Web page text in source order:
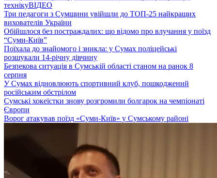
технікуВІДЕО
Три педагоги з Сумщини увійшли до ТОП-25 найкращих
вихователів України
Обійшлося без постраждалих: що відомо про влучання у поїзд
“Суми-Київ”
Поїхала до знайомого і зникла: у Сумах поліцейські
розшукали 14-річну дівчину
Безпекова ситуація в Сумській області станом на ранок 8
серпня
У Сумах відновлюють спортивний клуб, пошкоджений
російським обстрілом
Сумські хокеїстки знову розгромили болгарок на чемпіонаті
Європи
Ворог атакував поїзд «Суми-Київ» у Сумському районі